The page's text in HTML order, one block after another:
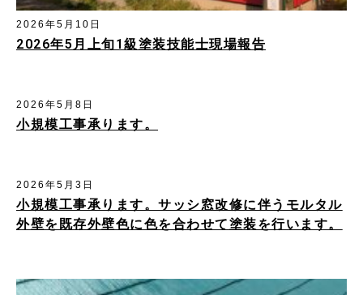
2026年5月上旬1級塗装技能士現場報告
2026年5月10日
小規模工事承ります。
2026年5月8日
小規模工事承ります。サッシ窓改修に伴うモルタル
外壁を既存外壁色に色を合わせて塗装を行います。
2026年5月3日